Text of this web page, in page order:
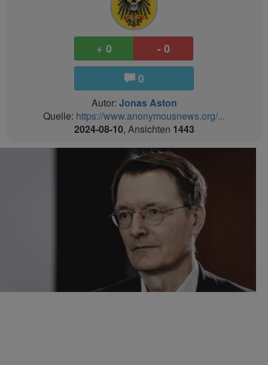
+ 0
- 0
0
Autor: Jonas Aston
Quelle: https://www.anonymousnews.org/...
2024-08-10, Ansichten 1443